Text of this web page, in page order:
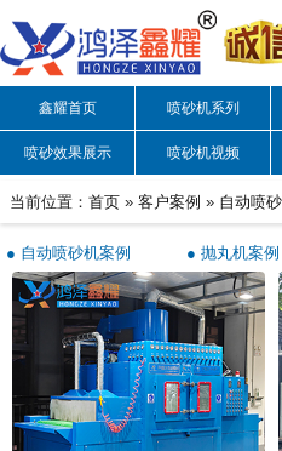
鑫耀首页 喷砂机系列
喷砂效果展示 喷砂机视频
当前位置： 首页 » 客户案例 » 自动喷
● 自动喷砂机案例 ●抛丸机案例